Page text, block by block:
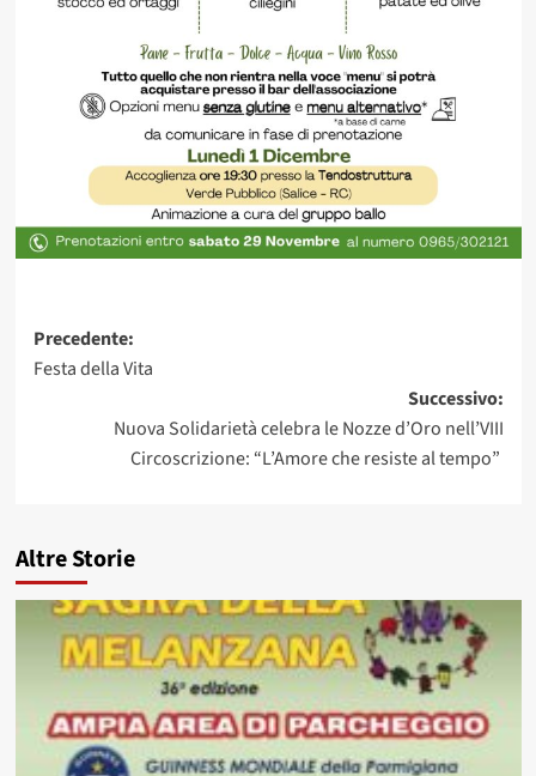
Navigazione
articolo
Precedente:
Festa della Vita
Successivo:
Nuova Solidarietà celebra le Nozze d’Oro nell’VIII
Circoscrizione: “L’Amore che resiste al tempo”
Altre Storie